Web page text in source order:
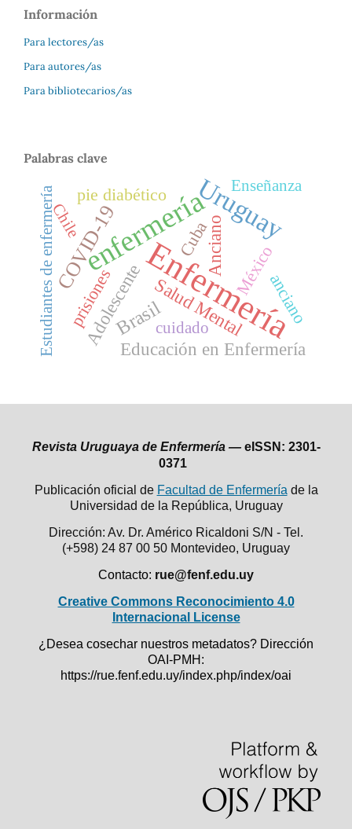
Información
Para lectores/as
Para autores/as
Para bibliotecarios/as
Palabras clave
Enfermería
enfermeríaUruguay
COVID-19
Brasil
Adolescente
Educación en Enfermería
Anciano
Salud Mental
pie diabético
prisiones México
Cuba
anciano
Estudiantes de enfermería Enseñanza
Chile
cuidado
Revista Uruguaya de Enfermería — eISSN: 2301-
0371
Publicación oficial de Facultad de Enfermeríade la
Universidad de la República, Uruguay
Dirección: Av. Dr. Américo Ricaldoni S/N - Tel.
(+598) 24 87 00 50 Montevideo, Uruguay
Contacto: rue@fenf.edu.uy
Creative Commons Reconocimiento 4.0
Internacional License
¿Desea cosechar nuestros metadatos? Dirección
OAI-PMH:
https://rue.fenf.edu.uy/index.php/index/oai